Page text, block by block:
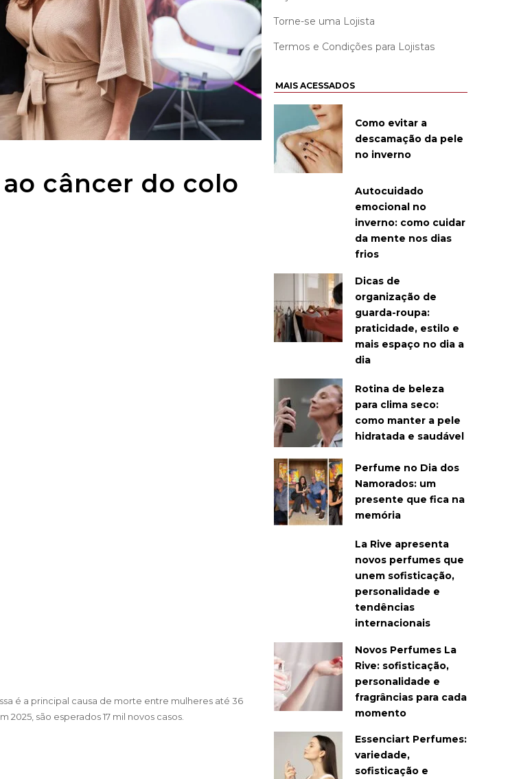
câncer do colo
é a principal causa de morte entre mulheres até 36
2025, são esperados 17 mil novos casos.
Torne-se uma Lojista
Termos e Condições para Lojistas
MAIS ACESSADOS
Como evitar a
descamação da pele
no inverno
Autocuidado
emocional no
inverno: como cuidar
da mente nos dias
frios
Dicas de
organização de
guarda-roupa:
praticidade, estilo e
mais espaço no dia a
dia
Rotina de beleza
para clima seco:
como manter a pele
hidratada e saudável
Perfume no Dia dos
Namorados: um
presente que fica na
memória
La Rive apresenta
novos perfumes que
unem sofisticação,
personalidade e
tendências
internacionais
Novos Perfumes La
Rive: sofisticação,
personalidade e
fragrâncias para cada
momento
Essenciart Perfumes:
variedade,
sofisticação e